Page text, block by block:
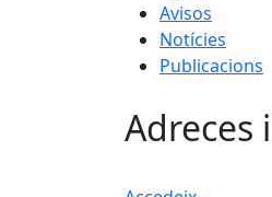
Avisos
Notícies
Publicacions
Adreces